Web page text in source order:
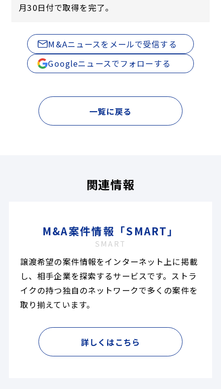
月30日付で取得を完了。
M&Aニュースをメールで受信する
Googleニュースでフォローする
一覧に戻る
関連情報
M&A案件情報「SMART」
SMART
譲渡希望の案件情報をインターネット上に掲載
し、相手企業を探索するサービスです。ストラ
イクの持つ独自のネットワークで多くの案件を
取り揃えています。
詳しくはこちら